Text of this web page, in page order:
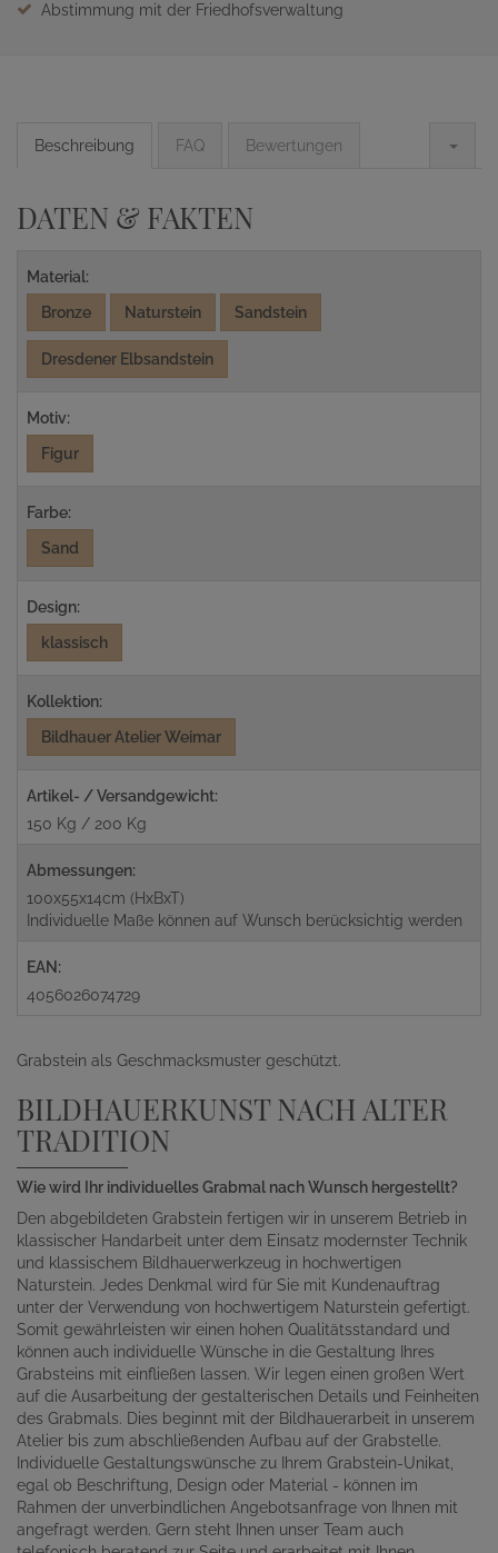
Abstimmung mit der Friedhofsverwaltung
Beschreibung FAQ Bewertungen
DATEN & FAKTEN
Material:
Bronze
Naturstein Sandstein
Dresdener Elbsandstein
Motiv:
Figur
Farbe:
Sand
Design:
klassisch
Kollektion:
Bildhauer Atelier Weimar
Artikel- / Versandgewicht:
150 Kg / 200 Kg
Abmessungen:
100x55x14cm (HxBxT)
Individuelle Maße können auf Wunsch berücksichtig werden
EAN:
4056026074729
Grabstein als Geschmacksmuster geschützt.
BILDHAUERKUNST NACH ALTER
TRADITION
Wie wird Ihr individuelles Grabmal nach Wunsch hergestellt?
Den abgebildeten Grabstein fertigen wir in unserem Betrieb in
klassischer Handarbeit unter dem Einsatz modernster Technik
und klassischem Bildhauerwerkzeug in hochwertigen
Naturstein. Jedes Denkmal wird für Sie mit Kundenauftrag
unter der Verwendung von hochwertigem Naturstein gefertigt.
Somit gewährleisten wir einen hohen Qualitätsstandard und
können auch individuelle Wünsche in die Gestaltung Ihres
Grabsteins mit einfließen lassen. Wir legen einen großen Wert
auf die Ausarbeitung der gestalterischen Details und Feinheiten
des Grabmals. Dies beginnt mit der Bildhauerarbeit in unserem
Atelier bis zum abschließenden Aufbau auf der Grabstelle.
Individuelle Gestaltungswünsche zu Ihrem Grabstein-Unikat,
egal ob Beschriftung, Design oder Material - können im
Rahmen der unverbindlichen Angebotsanfrage von Ihnen mit
angefragt werden. Gern steht Ihnen unser Team auch